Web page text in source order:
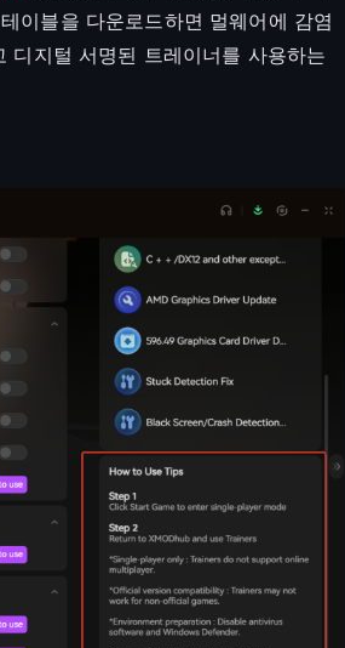
이블을 다운로드하면 멀웨어에 감염
디지털 서명된 트레이너를 사용하는